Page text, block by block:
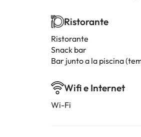
Ristorante
Ristorante
Snack bar
Bar junto a la piscina
Wifi e Internet
Wi-Fi